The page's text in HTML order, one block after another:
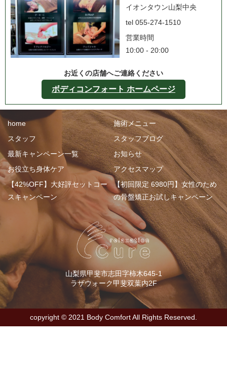
イオンタウン山梨中央
tel 055-274-1510
営業時間
10:00 - 20:00
お近くの店舗へご連絡ください
ボディコンフォート ホームページ
home
施術メニュー
スタッフ
スタッフブログ
最新キャンペーン一覧
お知らせ
お役立ち身体ケア
アクセスマップ
【42%OFF】大好評セットコー
スキャンペーン
【初回限定 6980円】女性のため
の骨盤矯正お試しキャンペーン
山梨県甲斐市志田字柿木645-1
ラザウォーク甲斐双葉内2F
copyright ©︎ 2021 Body Comfort All Rights Reserved.